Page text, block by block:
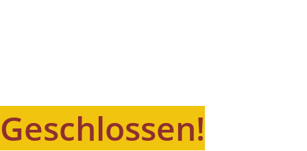
Geschlossen!